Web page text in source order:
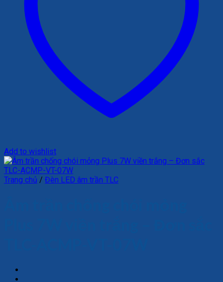
Add to wishlist
Trang chủ / Đèn LED âm trần TLC